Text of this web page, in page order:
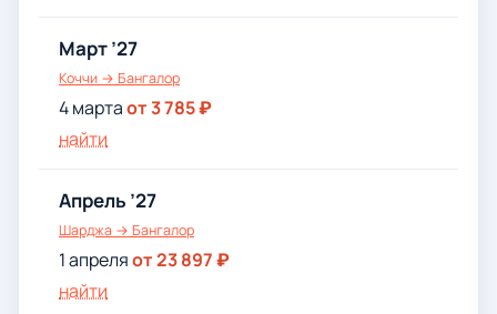
Март ’27
Коччи → Бангалор
4 мартаот 3 785 ₽
найти
Апрель ’27
Шарджа → Бангалор
1 апреляот 23 897 ₽
найти